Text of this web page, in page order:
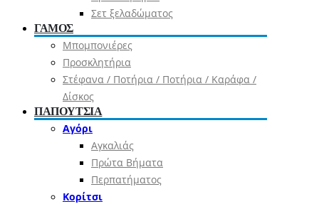
Σετ ξελαδώματος
ΓΑΜΟΣ
Μπομπονιέρες
Προσκλητήρια
Στέφανα / Ποτήρια / Ποτήρια / Καράφα /
Δίσκος
ΠΑΠΟΥΤΣΙΑ
Αγόρι
Αγκαλιάς
Πρώτα Βήματα
Περπατήματος
Κορίτσι